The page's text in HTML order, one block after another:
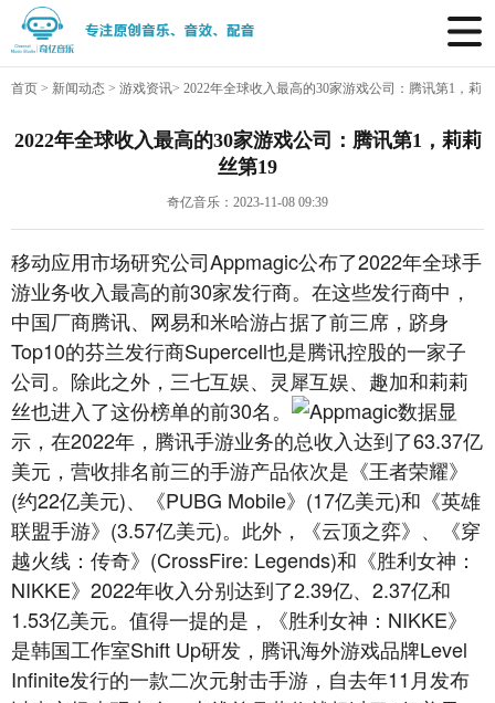
首页 > 新闻动态 > 游戏资讯> 2022年全球收入最高的30家游戏公司：腾讯第1，莉
莉丝第19
2022年全球收入最高的30家游戏公司：腾讯第1，莉莉
丝第19
奇亿音乐：2023-11-08 09:39
移动应用市场研究公司Appmagic公布了2022年全球手
游业务收入最高的前30家发行商。在这些发行商中，
中国厂商腾讯、网易和米哈游占据了前三席，跻身
Top10的芬兰发行商Supercell也是腾讯控股的一家子
公司。除此之外，三七互娱、灵犀互娱、趣加和莉莉
丝也进入了这份榜单的前30名。
Appmagic数据显
示，在2022年，腾讯手游业务的总收入达到了63.37亿
美元，营收排名前三的手游产品依次是《王者荣耀》
(约22亿美元)、《PUBG Mobile》(17亿美元)和《英雄
联盟手游》(3.57亿美元)。此外，《云顶之弈》、《穿
越火线：传奇》(CrossFire: Legends)和《胜利女神：
NIKKE》2022年收入分别达到了2.39亿、2.37亿和
1.53亿美元。值得一提的是，《胜利女神：NIKKE》
是韩国工作室Shift Up研发，腾讯海外游戏品牌Level
Infinite发行的一款二次元射击手游，自去年11月发布